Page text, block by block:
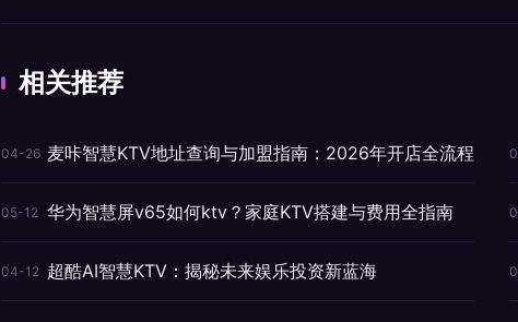
相关推荐
04-26 麦咔智慧KTV地址查询与加盟指南：2026年开店全流程
05-12 华为智慧屏v65如何ktv？家庭KTV搭建与费用全指南
04-12 超酷AI智慧KTV：揭秘未来娱乐投资新蓝海